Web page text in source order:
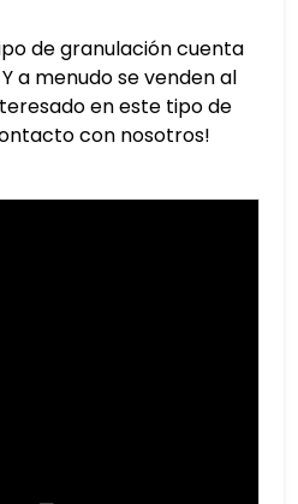
de granulación cuenta
a menudo se venden al
en este tipo de
con nosotros!